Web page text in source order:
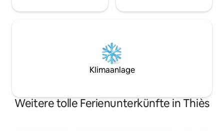
Klimaanlage
Weitere tolle Ferienunterkünfte in Thiès